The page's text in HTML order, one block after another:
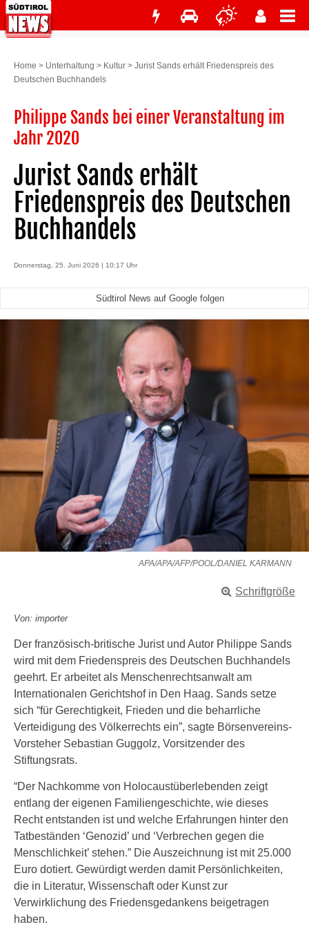
Home > Unterhaltung > Kultur > Jurist Sands erhält Friedenspreis des
Deutschen Buchhandels
Philippe Sands bei einer Veranstaltung im
Jahr 2020
Jurist Sands erhält
Friedenspreis des Deutschen
Buchhandels
Donnerstag, 25. Juni 2026 | 10:17 Uhr
Südtirol News auf Google folgen
APA/APA/AFP/POOL/DANIEL KARMANN
Schriftgröße
Von: importer
Der französisch-britische Jurist und Autor Philippe Sands
wird mit dem Friedenspreis des Deutschen Buchhandels
geehrt. Er arbeitet als Menschenrechtsanwalt am
Internationalen Gerichtshof in Den Haag. Sands setze
sich “für Gerechtigkeit, Frieden und die beharrliche
Verteidigung des Völkerrechts ein”, sagte Börsenvereins-
Vorsteher Sebastian Guggolz, Vorsitzender des
Stiftungsrats.
“Der Nachkomme von Holocaustüberlebenden zeigt
entlang der eigenen Familiengeschichte, wie dieses
Recht entstanden ist und welche Erfahrungen hinter den
Tatbeständen ‘Genozid’ und ‘Verbrechen gegen die
Menschlichkeit’ stehen.” Die Auszeichnung ist mit 25.000
Euro dotiert. Gewürdigt werden damit Persönlichkeiten,
die in Literatur, Wissenschaft oder Kunst zur
Verwirklichung des Friedensgedankens beigetragen
haben.